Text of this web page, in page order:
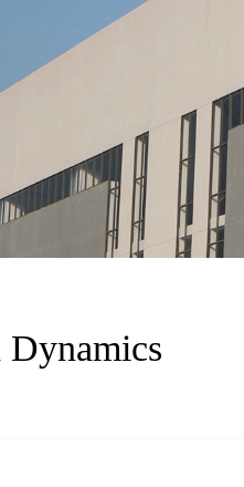
Dynamics